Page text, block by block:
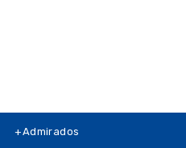
+Admirados